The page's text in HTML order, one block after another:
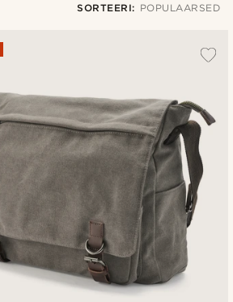
SORTEERI: POPULAARSED
Kõrgeim hind